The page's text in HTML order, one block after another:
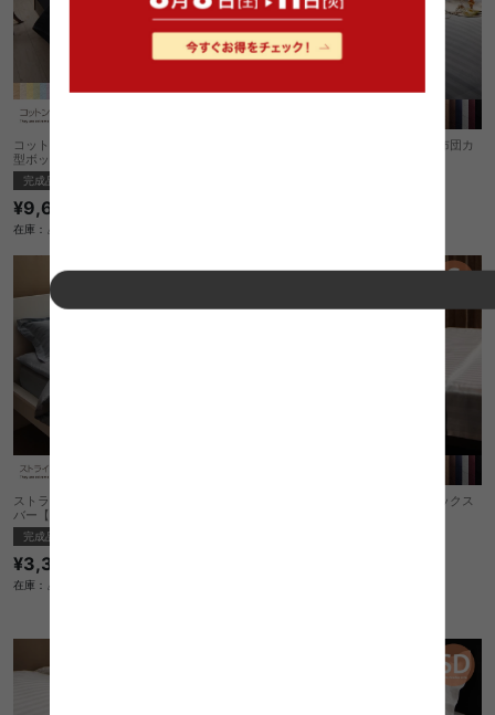
コットンタオルキルトケット&パッド一体
型ボックスシーツ【セミダブル】
完成品
¥9,610
在庫：△
ストライプサテンカバーリング 敷布団カ
ストライプサテンカバーリング 敷布団カ
バー【シングル】
完成品
¥3,390
在庫：△
ストライプサテンカバーリング ボックス